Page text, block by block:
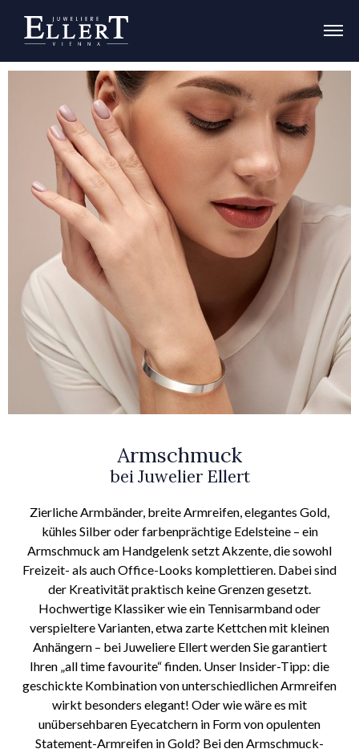
Armschmuck
bei Juwelier Ellert
Zierliche Armbänder, breite Armreifen, elegantes Gold,
kühles Silber oder farbenprächtige Edelsteine – ein
Armschmuck am Handgelenk setzt Akzente, die sowohl
Freizeit- als auch Office-Looks komplettieren. Dabei sind
der Kreativität praktisch keine Grenzen gesetzt.
Hochwertige Klassiker wie ein Tennisarmband oder
verspieltere Varianten, etwa zarte Kettchen mit kleinen
Anhängern – bei Juweliere Ellert werden Sie garantiert
Ihren „all time favourite“ finden. Unser Insider-Tipp: die
geschickte Kombination von unterschiedlichen Armreifen
wirkt besonders elegant! Oder wie wäre es mit
unübersehbaren Eyecatchern in Form von opulenten
Statement-Armreifen in Gold? Bei den Armschmuck-